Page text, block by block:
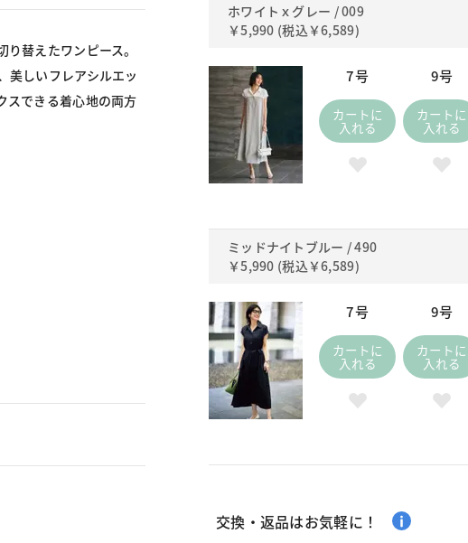
替えたワンピース。
美しいフレアシルエッ
スできる着心地の両方
ホワイトｘグレー / 009
￥5,990 (税込￥6,589)
7号
カートに
入れる
9号
カートに
入れる
ミッドナイトブルー / 490
￥5,990 (税込￥6,589)
7号
カートに
入れる
9号
カートに
入れる
交換・返品はお気軽に！